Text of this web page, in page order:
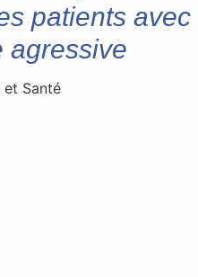
patients avec
agressive
et Santé